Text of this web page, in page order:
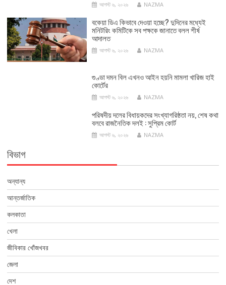
আগস্ট ৬, ২০২৬ NAZMA
বকেয়া ডিএ কিভাবে দেওয়া হচ্ছে? দুদিনের মধ্যেই
মনিটরিং কমিটিকে সব পক্ষকে জানাতে বলল শীর্ষ
আদালত
আগস্ট ৬, ২০২৬ NAZMA
গুণ্ডা দমন বিল এখনও আইন হয়নি মামলা খারিজ হাই
কোর্টের
আগস্ট ৬, ২০২৬ NAZMA
পরিষদীয় দলের বিধায়কদের সংখ্যাগরিষ্ঠতা নয়, শেষ কথা
বলবে রাজনৈতিক দলই : সুপ্রিম কোর্ট
আগস্ট ৬, ২০২৬ NAZMA
বিভাগ
অন্যান্য
আন্তর্জাতিক
কলকাতা
খেলা
জীবিকার খোঁজখবর
জেলা
দেশ